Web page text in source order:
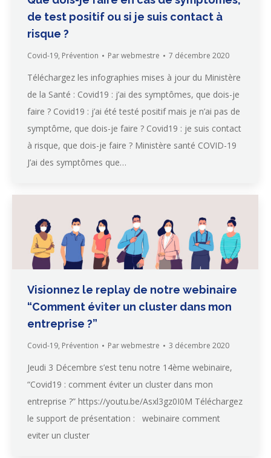
de test positif ou si je suis contact à
risque ?
Covid-19, Prévention Parwebmestre 7 décembre 2020
Téléchargez les infographies mises à jour du Ministère
de la Santé : Covid19 : j’ai des symptômes, que dois-je
faire ? Covid19 : j’ai été testé positif mais je n’ai pas de
symptôme, que dois-je faire ? Covid19 : je suis contact
à risque, que dois-je faire ? Ministère santé COVID-19
J’ai des symptômes que…
Visionnez le replay de notre webinaire
“Comment éviter un cluster dans mon
entreprise ?”
Covid-19, Prévention Parwebmestre 3 décembre 2020
Jeudi 3 Décembre s’est tenu notre 14ème webinaire,
“Covid19 : comment éviter un cluster dans mon
entreprise ?” https://youtu.be/Asxl3gz0I0M Téléchargez
le support de présentation : webinaire comment
eviter un cluster